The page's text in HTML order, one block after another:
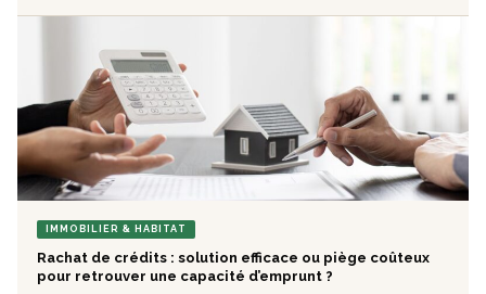
IMMOBILIER & HABITAT
Rachat de crédits : solution efficace ou piège coûteux
pour retrouver une capacité d’emprunt ?